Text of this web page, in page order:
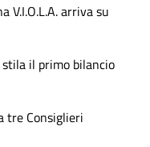
V.I.O.L.A. arriva su
il primo bilancio
tre Consiglieri